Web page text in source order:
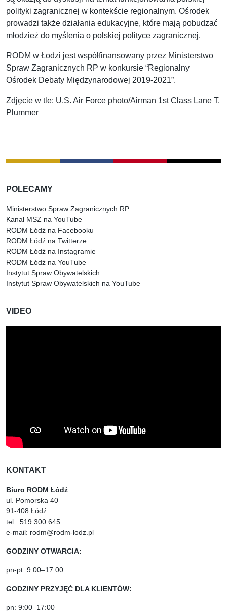
polityki zagranicznej w kontekście regionalnym. Ośrodek
prowadzi także działania edukacyjne, które mają pobudzać
młodzież do myślenia o polskiej polityce zagranicznej.
RODM w Łodzi jest współfinansowany przez Ministerstwo
Spraw Zagranicznych RP w konkursie “Regionalny
Ośrodek Debaty Międzynarodowej 2019-2021”.
Zdjęcie w tle: U.S. Air Force photo/Airman 1st Class Lane T.
Plummer
POLECAMY
Ministerstwo Spraw Zagranicznych RP
Kanał MSZ na YouTube
RODM Łódź na Facebooku
RODM Łódź na Twitterze
RODM Łódź na Instagramie
RODM Łódź na YouTube
Instytut Spraw Obywatelskich
Instytut Spraw Obywatelskich na YouTube
VIDEO
KONTAKT
Biuro RODM Łódź
ul. Pomorska 40
91-408 Łódź
tel.: 519 300 645
e-mail: rodm@rodm-lodz.pl
GODZINY OTWARCIA:
pn-pt: 9:00–17:00
GODZINY PRZYJĘĆ DLA KLIENTÓW:
pn: 9:00–17:00